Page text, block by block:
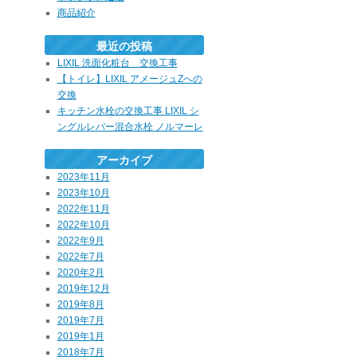
商品紹介
最近の投稿
LIXIL 洗面化粧台 交換工事
【トイレ】LIXIL アメージュZへの
交換
キッチン水栓の交換工事 LIXIL シ
ングルレバー混合水栓 ノルマーレ
アーカイブ
2023年11月
2023年10月
2022年11月
2022年10月
2022年9月
2022年7月
2020年2月
2019年12月
2019年8月
2019年7月
2019年1月
2018年7月